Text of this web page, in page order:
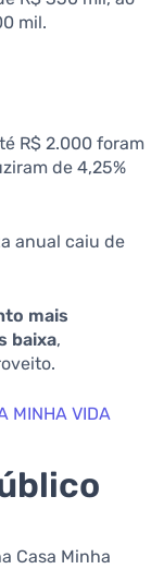
mil.
R$ 2.000 foram
de 4,25%
anual caiu de
mais
baixa,
MINHA VIDA
Casa Minha